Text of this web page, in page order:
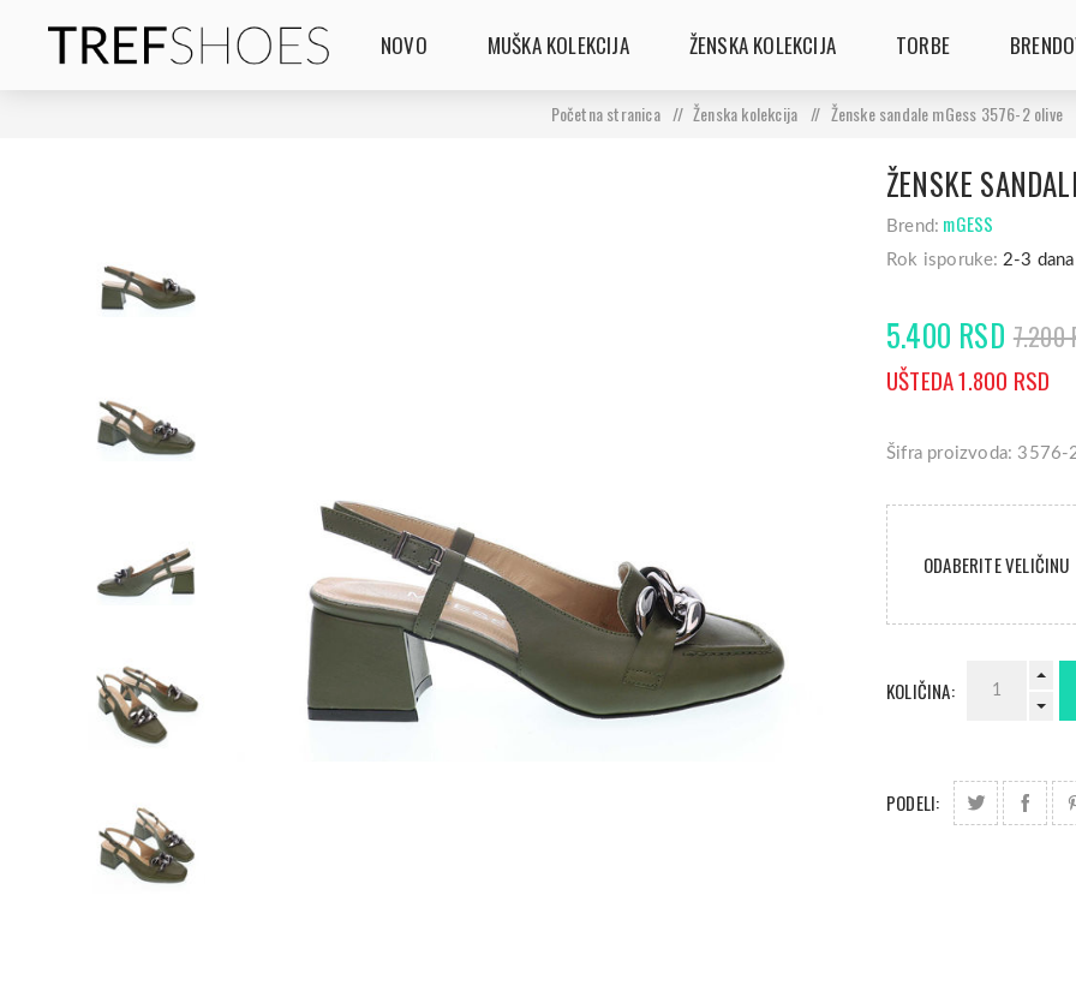
NOVO MUŠKA KOLEKCIJA ŽENSKA KOLEKCIJA TORBE
Početna stranica / Ženska kolekcija / Ženske sandale mGess 3576-2 olive
ŽENSKE
Brend: mGESS
Rok isporuke: 2-3 dana
5.400 RSD 7.200
UŠTEDA 1.800 RSD
Šifra proizvoda: 3576-
ODABERITE VELIČINU
KOLIČINA:
PODELI: